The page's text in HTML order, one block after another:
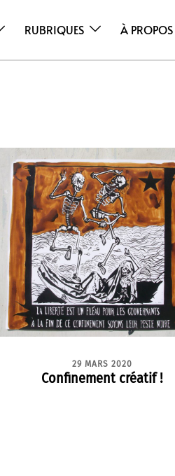
RUBRIQUES À PROPOS
29 MARS 2020
Confinement créatif !